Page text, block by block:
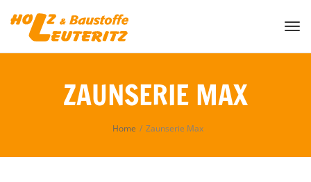
ZAUNSERIE MAX
Home / Zaunserie Max